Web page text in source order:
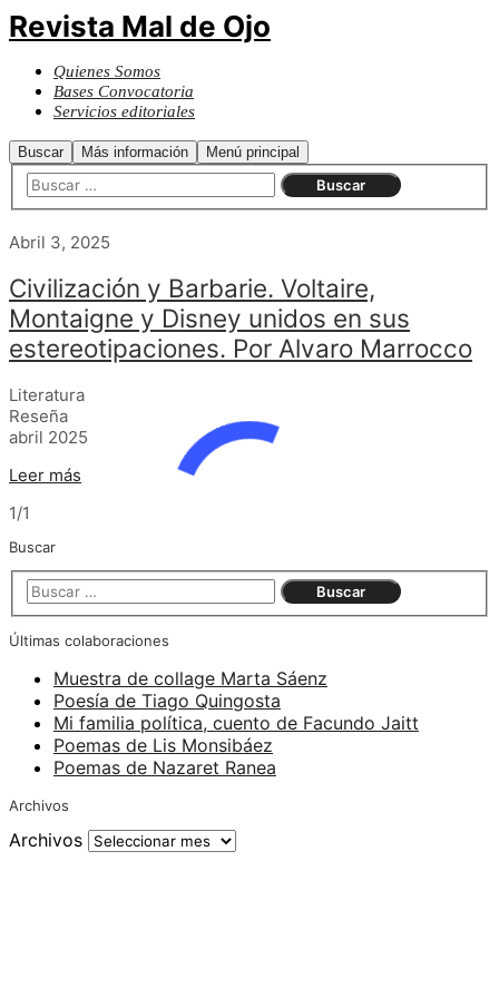
Revista Mal de Ojo
Quienes Somos
Bases Convocatoria
Servicios editoriales
Buscar Más información Menú principal
Abril 3, 2025
Civilización y Barbarie. Voltaire,
Montaigne y Disney unidos en sus
estereotipaciones. Por Alvaro Marrocco
Literatura
Reseña
abril 2025
Leer más
1/1
Buscar
Últimas colaboraciones
Muestra de collage Marta Sáenz
Poesía de Tiago Quingosta
Mi familia política, cuento de Facundo Jaitt
Poemas de Lis Monsibáez
Poemas de Nazaret Ranea
Archivos
Archivos